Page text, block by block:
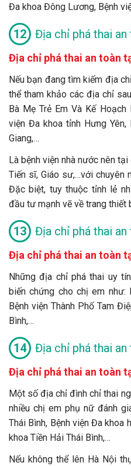
Đa khoa Đông Lương, Bệnh
Địa chỉ phá thai
Địa chỉ phá thai an toàn
Nếu bạn đang tìm kiếm địa
thể tham khảo các địa chỉ
Bà Mẹ Trẻ Em Và Kế Hoạch
viện Đa khoa tỉnh Hưng Yên,
Giang,…
Là bệnh viện nhà nước nên
Tiến sĩ, Giáo sư,…với chuyên
Đặc biệt, tuy thuộc tỉnh lẻ
đầu tư mạnh vẽ về trang thiết
Địa chỉ phá thai
Địa chỉ phá thai an toàn
Những địa chỉ phá thai uy
biến chứng cho chị em như:
Bệnh viện Thành Phố Tam
Bình,…
Địa chỉ phá thai
Địa chỉ phá thai an toàn
Một số địa chỉ đình chỉ thai
nhiều chị em phụ nữ đánh
Thái Bình, Bệnh viện Đa khoa
khoa Tiền Hải Thái Bình,…
Nếu không thể lên Hà Nội